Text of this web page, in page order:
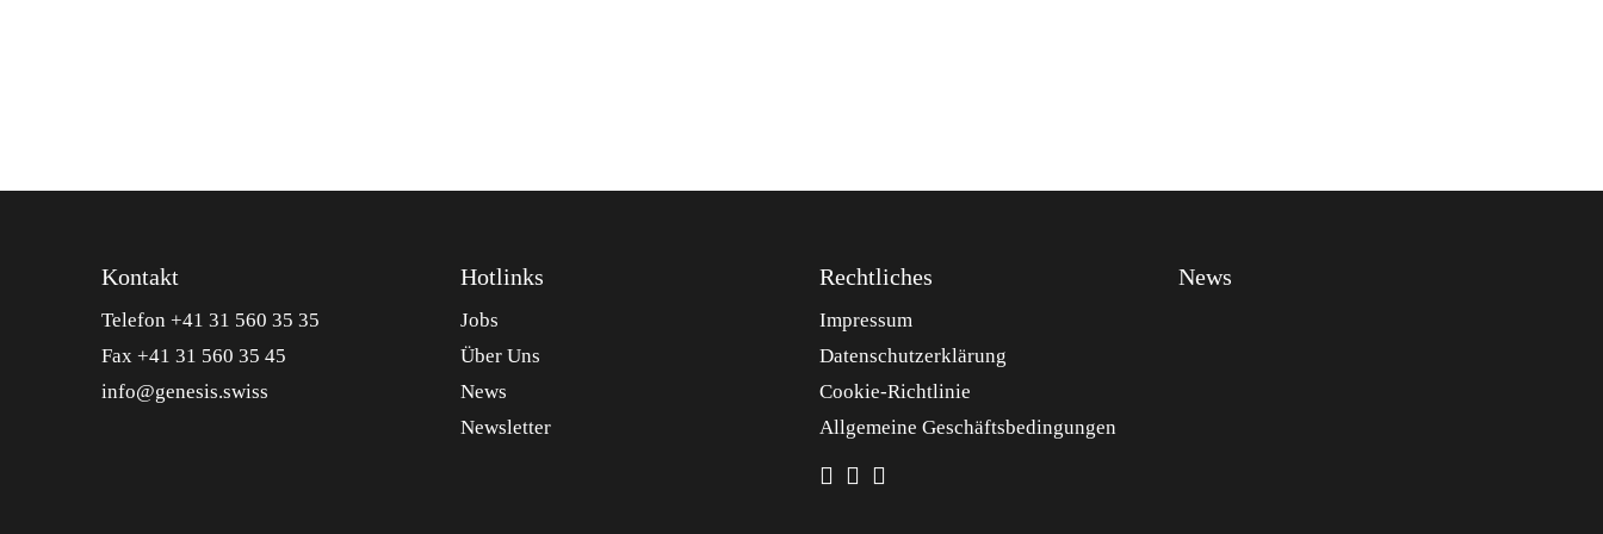
Kontakt
Telefon +41 31 560 35 35
Fax +41 31 560 35 45
info@genesis.swiss
Hotlinks
Jobs
Über Uns
News
Newsletter
Rechtliches
Impressum
Datenschutzerklärung
Cookie-Richtlinie
Allgemeine Geschäftsbedingungen
News